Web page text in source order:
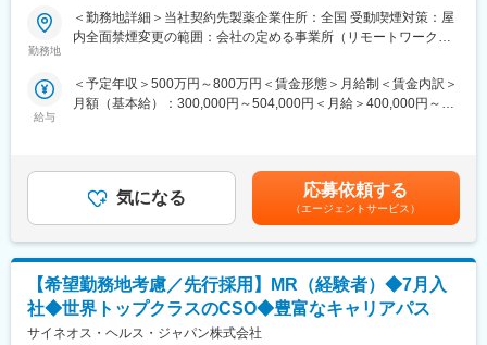
論可能です。）
・転勤は東北・関東などエリア単位内で限定することができ、一
医療機器・製薬メーカーのセールス領域を支援する業種です。自
社の社員を取引先企業に派遣し、派遣先の営業として活躍いただ
■研修体制
プロジェクトごとに異なりますが、同社または配属先のメーカー
にて研修が十分にございます。
プロジェクト配属後もマネージャーが丁寧に支援します。日々の
仕事の悩みやキャリア相談だけでなく、業務に不安がある際など
もしっかりとケアします。業界でも特に支援が手厚いと評判で
す。
ックメーカーなどプロジェクトは多岐に渡りますので、今までの
経験を活かせる環境が整っています。
■営業スタイル：担当エリアの医療機関（開業医、病院）を訪問し
用情報を収集を行っていただきます。
・新薬のプロモーション
※プロジェクトマネージャー（PM）、スーパーバイザー(SV)よ
り、日々の活動についてフォローを受けられる環境です。全国に
SVを配置し、素早くフォローができる体制をとっています。
■中途入社社員の年収例：
・入社3年目（MR経験者）28歳：642万（月給＋日当＋住宅手
当）
・入社5年目（MR経験者）33歳：712万（月給＋日当＋住宅手
勤務地
＜勤務地詳細＞当社契約先製薬企業住所：全国 受動喫煙対策：屋
内全面禁煙変更の範囲：会社の定める事業所（リモートワーク含
給与
＜予定年収＞500万円～800万円＜賃金形態＞月給制＜賃金内訳＞
月額（基本給）：300,000円～504,000円＜月給＞400,000円～
す。※その他の手当は「待遇・福利厚生」欄をご参照ください。昇
給：年1回★頑張りに応じて年収UP★赴任先の評価次第で大幅に
年収をUPできます。（年2回業績給改定）賃金はあくまでも目安
の金額であり、選考を通じて上下する可能性があります。月給(月
額)は固定手当を含めた表記です。
気になる 応募依頼する
（エージェントサービス）
【希望勤務地考慮／先行採用】MR（経験者）◆7月入
社◆世界トップクラスのCSO◆豊富なキャリアパス
サイネオス・ヘルス・ジャパン株式会社